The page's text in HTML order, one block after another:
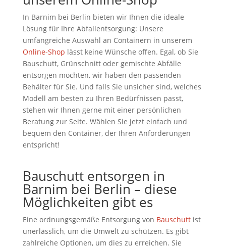
In Barnim bei Berlin bieten wir Ihnen die ideale
Lösung für Ihre Abfallentsorgung: Unsere
umfangreiche Auswahl an Containern in unserem
Online-Shop lässt keine Wünsche offen. Egal, ob Sie
Bauschutt, Grünschnitt oder gemischte Abfälle
entsorgen möchten, wir haben den passenden
Behälter für Sie. Und falls Sie unsicher sind, welches
Modell am besten zu Ihren Bedürfnissen passt,
stehen wir Ihnen gerne mit einer persönlichen
Beratung zur Seite. Wählen Sie jetzt einfach und
bequem den Container, der Ihren Anforderungen
entspricht!
Bauschutt entsorgen in
Barnim bei Berlin – diese
Möglichkeiten gibt es
Eine ordnungsgemäße Entsorgung von Bauschuttist
unerlässlich, um die Umwelt zu schützen. Es gibt
zahlreiche Optionen, um dies zu erreichen. Sie